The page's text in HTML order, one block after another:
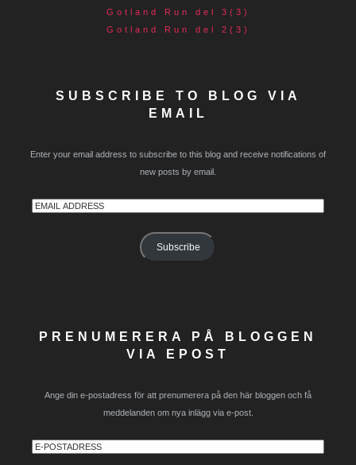
Gotland Run del 3(3)
Gotland Run del 2(3)
SUBSCRIBE TO BLOG VIA
EMAIL
Enter your email address to subscribe to this blog and receive notifications of
new posts by email.
Email
Subscribe
PRENUMERERA PÅ BLOGGEN
VIA EPOST
Ange din e-postadress för att prenumerera på den här bloggen och få
meddelanden om nya inlägg via e-post.
E-